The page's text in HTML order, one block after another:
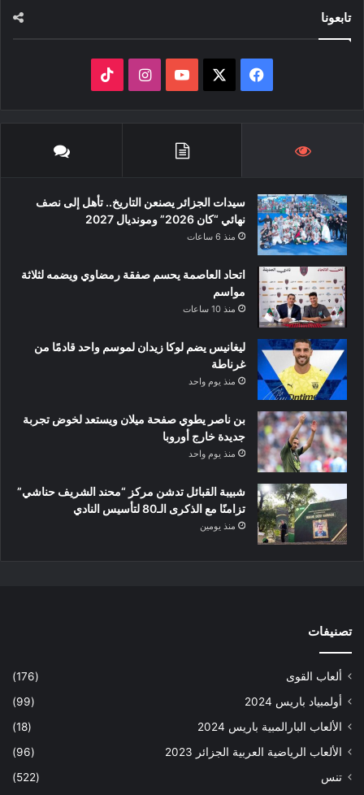
تابعونا
فيسبوك ‫YouTubeانستقرام
سيدات الجزائر يصنعن التاريخ.. تأهل إلى نصف
نهائي “كان 2026” ومونديال 2027
منذ 6 ساعات
اتحاد العاصمة يحسم صفقة رمضاوي ويضمه لثلاثة
مواسم
منذ 10 ساعات
ليغانيس يضم لوكا زيدان لموسم واحد قادمًا من
غرناطة
منذ يوم واحد
بن ناصر يطوي صفحة ميلان ويستعد لخوض تجربة
جديدة خارج أوروبا
منذ يوم واحد
شبيبة القبائل تدشن مركز “محند الشريف حناشي”
تزامنًا مع الذكرى الـ80 لتأسيس النادي
منذ يومين
تصنيفات
ألعاب القوى
(176)
أولمبياد باريس 2024
(99)
الألعاب البارالمبية باريس 2024
(18)
الألعاب الرياضية العربية الجزائر 2023
(96)
تنس
(522)